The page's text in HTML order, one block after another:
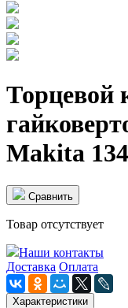
Торцевой
Makita
Cравнить
Товар отсутствует
Наши контакты
Доставка Оплата
Характеристики